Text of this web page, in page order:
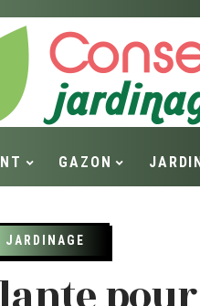
GAZON
JARDINAGE